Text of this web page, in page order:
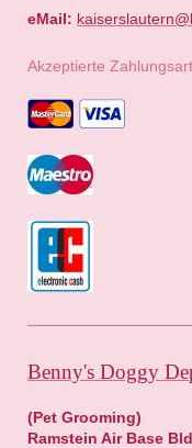
eMail:
Akzeptierte
Benny's Doggy
(Pet Grooming)
Ramstein Air Base